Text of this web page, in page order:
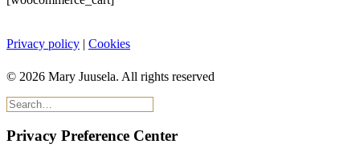
Privacy policy | Cookies
© 2026 Mary Juusela. All rights reserved
Privacy Preference Center